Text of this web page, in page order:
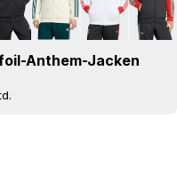
Anthem-Jacken